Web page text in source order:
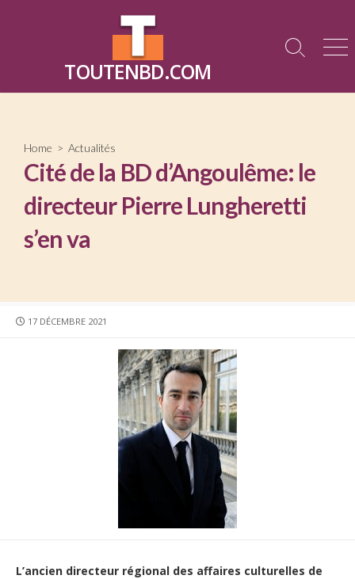
TOUTENBD.COM
Search
Home > Actualités
Cité de la BD d’Angoulême: le
directeur Pierre Lungheretti
s’en va
PUBLISHED
17 DÉCEMBRE 2021
L’ancien directeur régional des affaires culturelles de